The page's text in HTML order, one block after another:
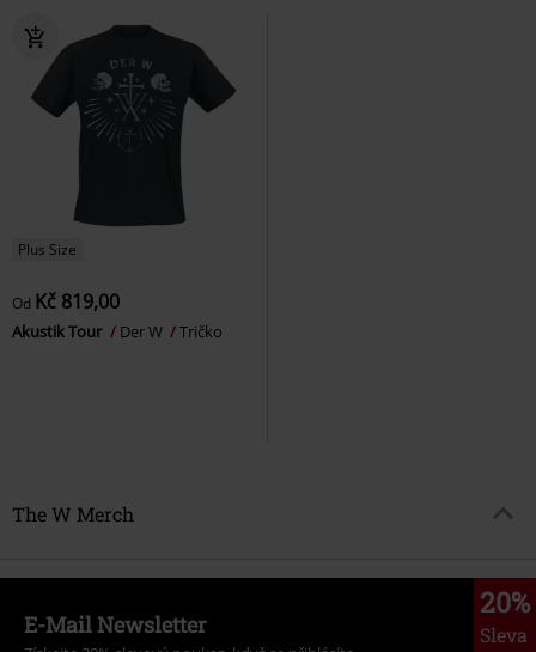
Plus Size
Od Kč 819,00
Akustik Tour Der W Tričko
The W Merch
20%
Sleva
E-Mail Newsletter